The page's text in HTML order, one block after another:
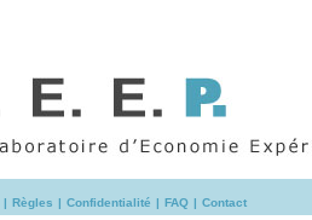
| Règles | Confidentialité | FAQ | Contact